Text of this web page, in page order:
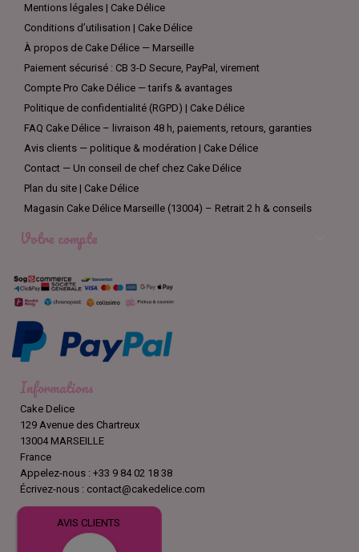
Mentions légales | Cake Délice
Conditions d’utilisation | Cake Délice
À propos de Cake Délice — Marseille
Paiement sécurisé : CB 3-D Secure, PayPal, virement
Compte Pro Cake Délice — tarifs & avantages
Politique de confidentialité (RGPD) | Cake Délice
FAQ Cake Délice – livraison 48 h, paiements, retours, garanties
Avis clients — politique & modération | Cake Délice
Contact — Un conseil de chef chez Cake Délice
Plan du site | Cake Délice
Magasin Cake Délice Marseille (13004) – Retrait 2 h & conseils
Votre compte
Informations
Cake Delice
129 Avenue des Chartreux
13004 MARSEILLE
France
Appelez-nous : +33 9 84 02 18 38
Écrivez-nous : contact@cakedelice.com
AVIS CLIENTS